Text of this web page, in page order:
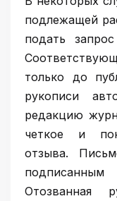
подлежащей
подать
только до
рукописи
редакцию
четкое и
отзыва.
Отозванная